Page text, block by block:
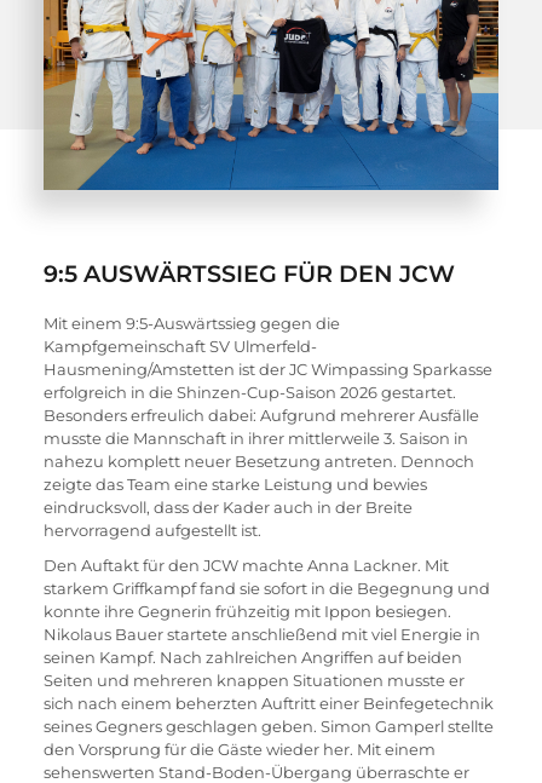
9:5 AUSWÄRTSSIEG FÜR DEN JCW
Mit einem 9:5-Auswärtssieg gegen die
Kampfgemeinschaft SV Ulmerfeld-
Hausmening/Amstetten ist der JC Wimpassing Sparkasse
erfolgreich in die Shinzen-Cup-Saison 2026 gestartet.
Besonders erfreulich dabei: Aufgrund mehrerer Ausfälle
musste die Mannschaft in ihrer mittlerweile 3. Saison in
nahezu komplett neuer Besetzung antreten. Dennoch
zeigte das Team eine starke Leistung und bewies
eindrucksvoll, dass der Kader auch in der Breite
hervorragend aufgestellt ist.
Den Auftakt für den JCW machte Anna Lackner. Mit
starkem Griffkampf fand sie sofort in die Begegnung und
konnte ihre Gegnerin frühzeitig mit Ippon besiegen.
Nikolaus Bauer startete anschließend mit viel Energie in
seinen Kampf. Nach zahlreichen Angriffen auf beiden
Seiten und mehreren knappen Situationen musste er
sich nach einem beherzten Auftritt einer Beinfegetechnik
seines Gegners geschlagen geben. Simon Gamperl stellte
den Vorsprung für die Gäste wieder her. Mit einem
sehenswerten Stand-Boden-Übergang überraschte er